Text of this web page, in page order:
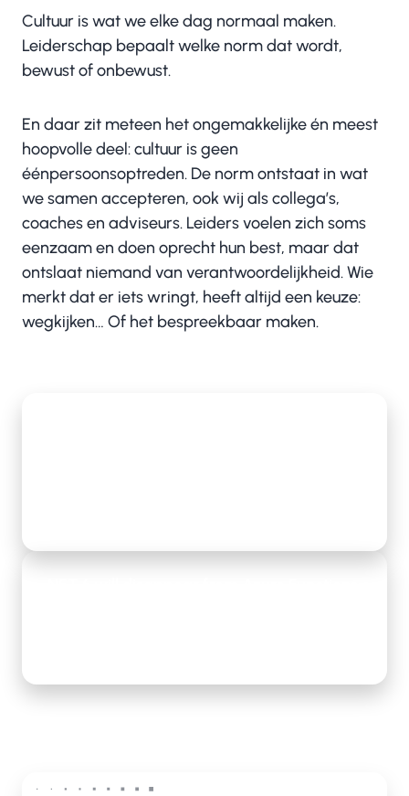
Cultuur is wat we elke dag normaal maken.
Leiderschap bepaalt welke norm dat wordt,
bewust of onbewust.
En daar zit meteen het ongemakkelijke én meest
hoopvolle deel: cultuur is geen
éénpersoonsoptreden. De norm ontstaat in wat
we samen accepteren, ook wij als collega’s,
coaches en adviseurs. Leiders voelen zich soms
eenzaam en doen oprecht hun best, maar dat
ontslaat niemand van verantwoordelijkheid. Wie
merkt dat er iets wringt, heeft altijd een keuze:
wegkijken… Of het bespreekbaar maken.